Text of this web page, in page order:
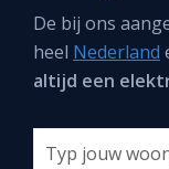
De bij ons
heel Nederland
altijd een
Zoeken